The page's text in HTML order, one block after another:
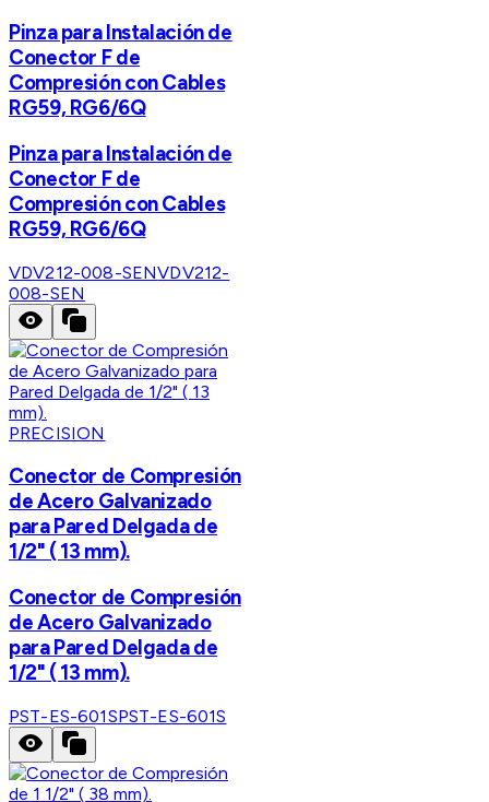
Pinza para Instalación de
Conector F de
Compresión con Cables
RG59, RG6/6Q
Pinza para Instalación de
Conector F de
Compresión con Cables
RG59, RG6/6Q
VDV212-008-SENVDV212-
008-SEN
PRECISION
Conector de Compresión
de Acero Galvanizado
para Pared Delgada de
1/2" ( 13 mm).
Conector de Compresión
de Acero Galvanizado
para Pared Delgada de
1/2" ( 13 mm).
PST-ES-601SPST-ES-601S